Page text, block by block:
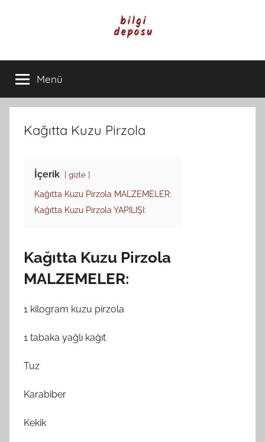
Bilgi
Deposu
Günlük
Yaşam
ve
Rehber
İçerikleri
Menü
Kağıtta Kuzu Pirzola
İçerik gizle
Kağıtta Kuzu Pirzola MALZEMELER:
Kağıtta Kuzu Pirzola YAPILIŞI:
Kağıtta Kuzu Pirzola
MALZEMELER:
1 kilogram kuzu pirzola
1 tabaka yağlı kağıt
Tuz
Karabiber
Kekik